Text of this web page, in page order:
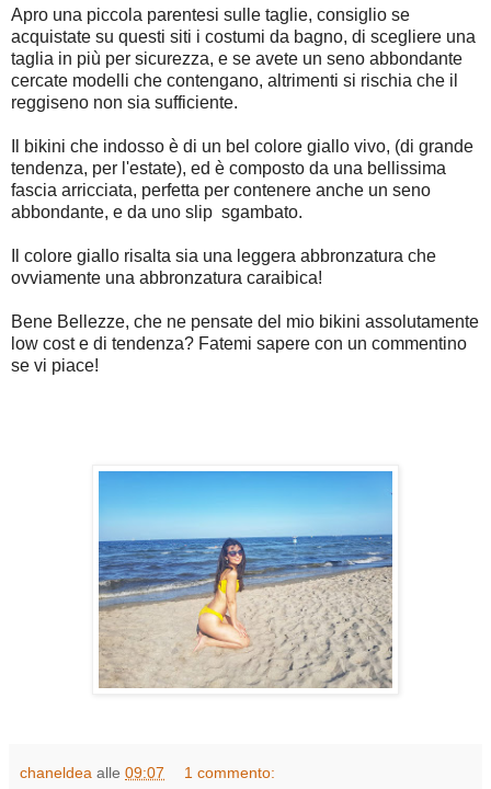
Apro una piccola parentesi sulle taglie, consiglio se
acquistate su questi siti i costumi da bagno, di scegliere una
taglia in più per sicurezza, e se avete un seno abbondante
cercate modelli che contengano, altrimenti si rischia che il
reggiseno non sia sufficiente.
Il bikini che indosso è di un bel colore giallo vivo, (di grande
tendenza, per l'estate), ed è composto da una bellissima
fascia arricciata, perfetta per contenere anche un seno
abbondante, e da uno slip sgambato.
Il colore giallo risalta sia una leggera abbronzatura che
ovviamente una abbronzatura caraibica!
Bene Bellezze, che ne pensate del mio bikini assolutamente
low cost e di tendenza? Fatemi sapere con un commentino
se vi piace!
chaneldea alle 09:07 1 commento: